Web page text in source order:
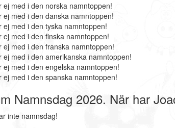
ej med i den norska namntoppen!
ej med i den danska namntoppen!
ej med i den tyska namntoppen!
ej med i den finska namntoppen!
ej med i den franska namntoppen!
ej med i den amerikanska namntoppen!
ej med i den engelska namntoppen!
ej med i den spanska namntoppen!
Namnsdag 2026. När har
inte namnsdag!